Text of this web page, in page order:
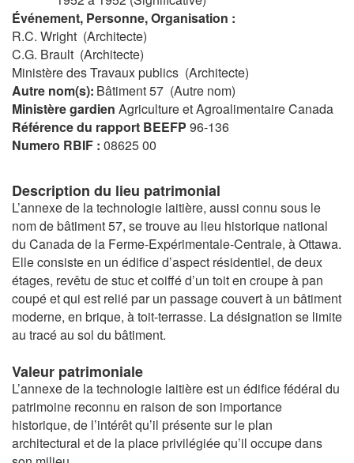
Événement, Personne, Organisation :
R.C. Wright (Architecte)
C.G. Brault (Architecte)
Ministère des Travaux publics (Architecte)
Autre nom(s): Bâtiment 57 (Autre nom)
Ministère gardien Agriculture et Agroalimentaire Canada
Référence du rapport BEEFP 96-136
Numero RBIF : 08625 00
Description du lieu patrimonial
L’annexe de la technologie laitière, aussi connu sous le
nom de bâtiment 57, se trouve au lieu historique national
du Canada de la Ferme-Expérimentale-Centrale, à Ottawa.
Elle consiste en un édifice d’aspect résidentiel, de deux
étages, revêtu de stuc et coiffé d’un toit en croupe à pan
coupé et qui est relié par un passage couvert à un bâtiment
moderne, en brique, à toit-terrasse. La désignation se limite
au tracé au sol du bâtiment.
Valeur patrimoniale
L’annexe de la technologie laitière est un édifice fédéral du
patrimoine reconnu en raison de son importance
historique, de l’intérêt qu’il présente sur le plan
architectural et de la place privilégiée qu’il occupe dans